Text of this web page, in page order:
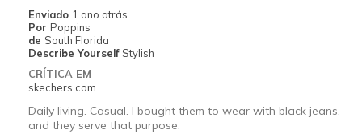
Width
Sizing
View On Shoes
I'm Really Into Shoes
Enviado 1 ano atrás
Por Poppins
de South Florida
Describe Yourself Stylish
CRÍTICA EM
skechers.com
Daily living. Casual. I bought them to wear with black jeans,
and they serve that purpose.